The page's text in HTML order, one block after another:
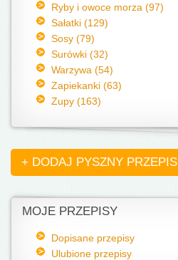
Ryby i owoce morza (97)
Sałatki (129)
Sosy (79)
Surówki (32)
Warzywa (54)
Zapiekanki (63)
Zupy (163)
+ DODAJ PYSZNY PRZEPIS
MOJE PRZEPISY
Dopisane przepisy
Ulubione przepisy